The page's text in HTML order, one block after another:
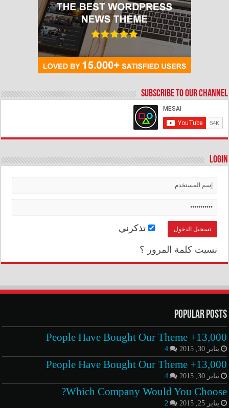
Subscribe to our Channel
Login
تذكرني
نسيت كلمة المرور ؟
Popular Posts
13,000+ People Have Bought Our Theme
يناير 30, 2015 4
13,000+ People Have Bought Our Theme
يناير 30, 2015 4
Which Company Would You Choose?
يناير 25, 2015 2